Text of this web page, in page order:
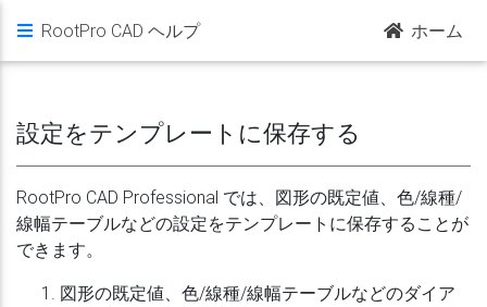
RootPro CAD ヘルプ ホーム
設定をテンプレートに保存する
RootPro CAD Professional では、図形の既定値、色/線種/
線幅テーブルなどの設定をテンプレートに保存することが
できます。
図形の既定値、色/線種/線幅テーブルなどのダイア